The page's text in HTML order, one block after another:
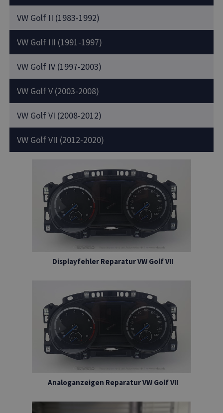
VW Golf II (1983-1992)
VW Golf III (1991-1997)
VW Golf IV (1997-2003)
VW Golf V (2003-2008)
VW Golf VI (2008-2012)
VW Golf VII (2012-2020)
Displayfehler Reparatur VW Golf VII
Analoganzeigen Reparatur VW Golf VII